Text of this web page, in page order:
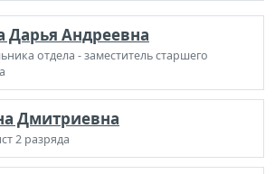
Дарья Андреевна
отдела - заместитель старшего
Дмитриевна
2 разряда